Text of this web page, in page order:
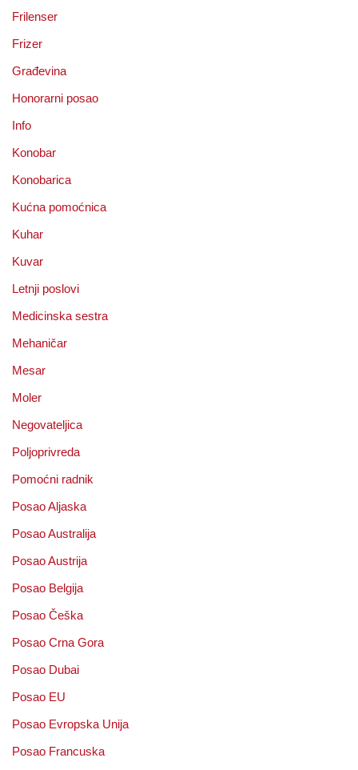
Frilenser
Frizer
Građevina
Honorarni posao
Info
Konobar
Konobarica
Kućna pomoćnica
Kuhar
Kuvar
Letnji poslovi
Medicinska sestra
Mehaničar
Mesar
Moler
Negovateljica
Poljoprivreda
Pomoćni radnik
Posao Aljaska
Posao Australija
Posao Austrija
Posao Belgija
Posao Češka
Posao Crna Gora
Posao Dubai
Posao EU
Posao Evropska Unija
Posao Francuska